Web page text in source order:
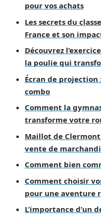
pour vos achats
Les secrets du
France et son
Découvrez
la poulie qui
Écran de projection
combo
Comment la
transforme votre
Maillot de Clermont
vente de
Comment bien
Comment choisir
pour une aventure
L’importance d’un